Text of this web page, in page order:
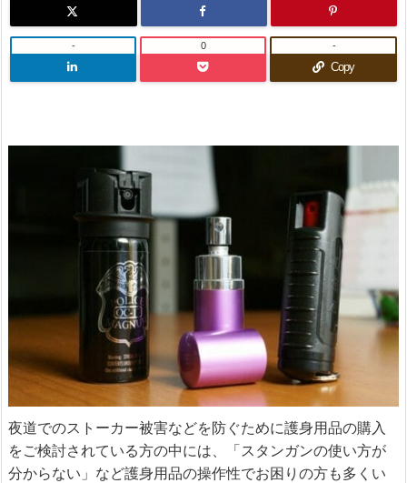
- 0
Copy
-
夜道でのストーカー被害などを防ぐために護身用品の購入
をご検討されている方の中には、「スタンガンの使い方が
分からない」など護身用品の操作性でお困りの方も多くい